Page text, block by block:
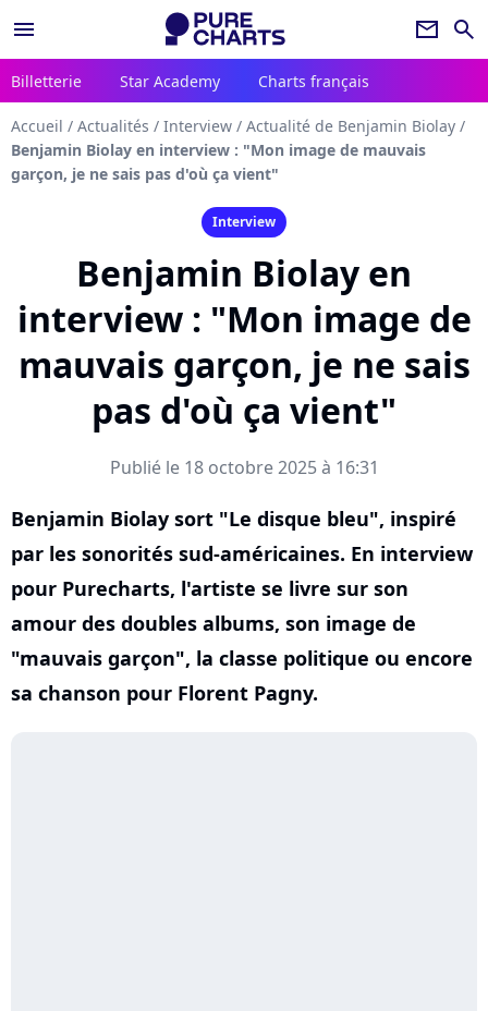
menu newsletter search
Billetterie Star Academy Charts français
Accueil / Actualités / Interview / Actualité de Benjamin Biolay /
Benjamin Biolay en interview : "Mon image de mauvais
garçon, je ne sais pas d'où ça vient"
Interview
Benjamin Biolay en
interview : "Mon image de
mauvais garçon, je ne sais
pas d'où ça vient"
Publié le 18 octobre 2025 à 16:31
Benjamin Biolay sort "Le disque bleu", inspiré
par les sonorités sud-américaines. En interview
pour Purecharts, l'artiste se livre sur son
amour des doubles albums, son image de
"mauvais garçon", la classe politique ou encore
sa chanson pour Florent Pagny.